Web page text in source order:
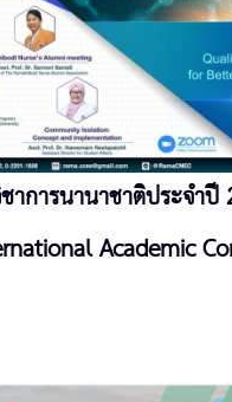
าการนานาชาติประจำปี
Academic